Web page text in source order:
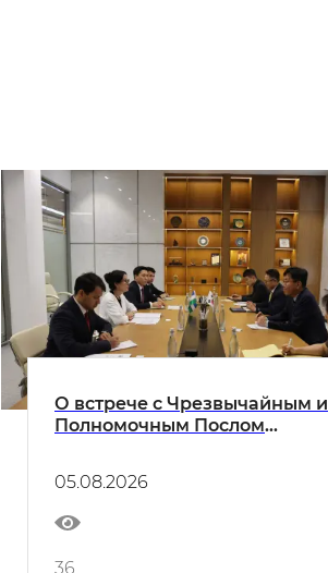
О встрече с Чрезвычайным и
Полномочным Послом
05.08.2026
36